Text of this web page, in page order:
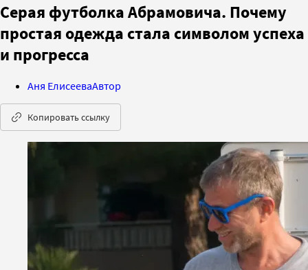
Серая футболка Абрамовича. Почему
простая одежда стала символом успеха
и прогресса
Аня ЕлисееваАвтор
Копировать ссылку